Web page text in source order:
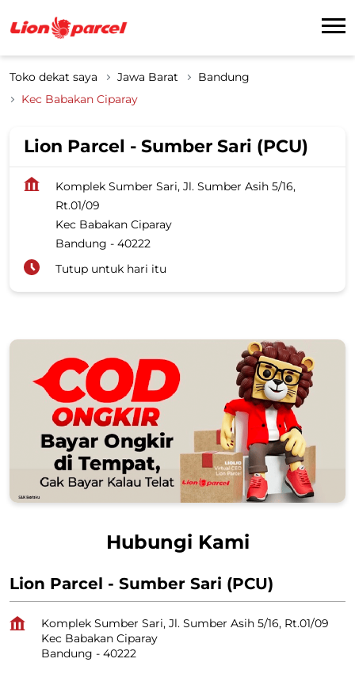
Toko dekat saya Jawa Barat
Bandung
Kec Babakan Ciparay
Lion Parcel - Sumber Sari (PCU)
Komplek Sumber Sari, Jl. Sumber Asih 5/16,
Rt.01/09
Kec Babakan Ciparay
Bandung - 40222
Tutup untuk hari itu
Hubungi Kami
Lion Parcel - Sumber Sari (PCU)
Komplek Sumber Sari, Jl. Sumber Asih 5/16, Rt.01/09
Kec Babakan Ciparay
Bandung - 40222